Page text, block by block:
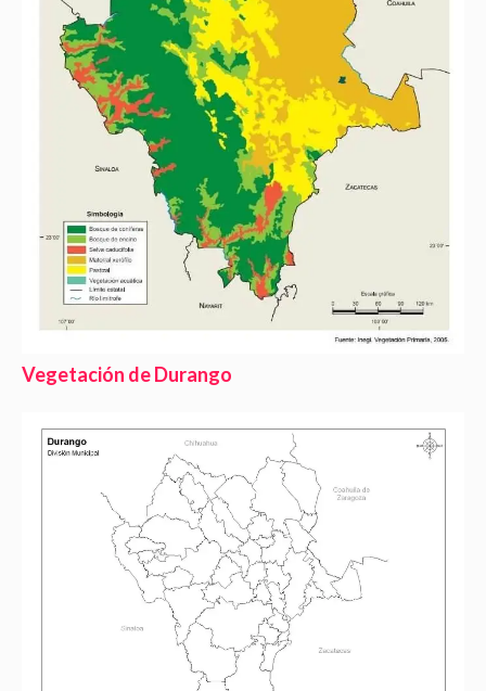
Vegetación de Durango